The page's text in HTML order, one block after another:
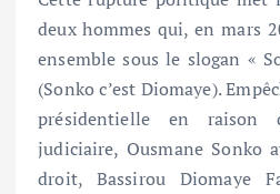
deux hommes qui, en mars
ensemble sous le slogan «
(Sonko c’est Diomaye).
présidentielle en raison
judiciaire, Ousmane Sonko
droit, Bassirou Diomaye